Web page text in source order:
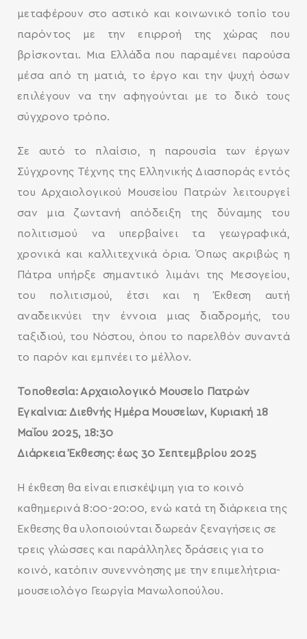
μεταφέρουν στο αστικό και κοινωνικό τοπίο του
παρόντος με την επιρροή της χώρας που
βρίσκονται. Μια Ελλάδα που παραμένει παρούσα
μέσα από τη ματιά, το έργο και την ψυχή όσων
επιλέγουν να την αφηγούνται με το δικό τους
σύγχρονο τρόπο.
Σε αυτό το πλαίσιο, η παρουσία των έργων
Σύγχρονης Τέχνης της Ελληνικής Διασποράς εντός
του Αρχαιολογικού Μουσείου Πατρών λειτουργεί
σαν μια ζωντανή απόδειξη της δύναμης του
πολιτισμού να υπερβαίνει τα γεωγραφικά,
χρονικά και καλλιτεχνικά όρια. Όπως ακριβώς η
Πάτρα υπήρξε σημαντικό λιμάνι της Μεσογείου,
του πολιτισμού, έτσι και η Έκθεση αυτή
αναδεικνύει την έννοια μιας διαδρομής, του
ταξιδιού, του Νόστου, όπου το παρελθόν συναντά
το παρόν και εμπνέει το μέλλον.
Τοποθεσία: Αρχαιολογικό Μουσείο Πατρών
Εγκαίνια: Διεθνής Ημέρα Μουσείων, Κυριακή 18
Μαΐου 2025, 18:30
Διάρκεια Έκθεσης: έως 30 Σεπτεμβρίου 2025
Η έκθεση θα είναι επισκέψιμη για το κοινό
καθημερινά 8:00-20:00, ενώ κατά τη διάρκεια της
Έκθεσης θα υλοποιούνται δωρεάν ξεναγήσεις σε
τρεις γλώσσες και παράλληλες δράσεις για το
κοινό, κατόπιν συνεννόησης με την επιμελήτρια-
μουσειολόγο Γεωργία Μανωλοπούλου.